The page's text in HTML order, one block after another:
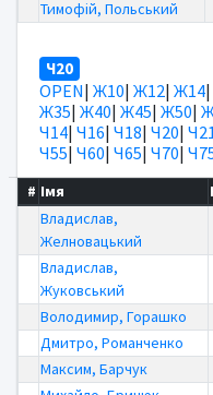
Тимофій, Польський
Ч20
OPEN| Ж10| Ж12| Ж14|
Ж35| Ж40| Ж45| Ж50|
Ч14| Ч16| Ч18| Ч20|
Ч55| Ч60| Ч65| Ч70|
# Імя
Владислав,
Желновацький
Владислав,
Жуковський
Володимир, Горашко
Дмитро, Романченко
Максим, Барчук